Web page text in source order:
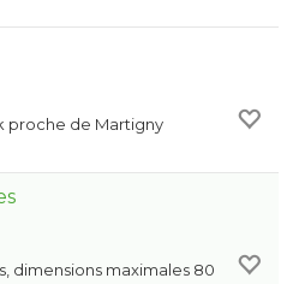
proche de Martigny
dimensions maximales 80